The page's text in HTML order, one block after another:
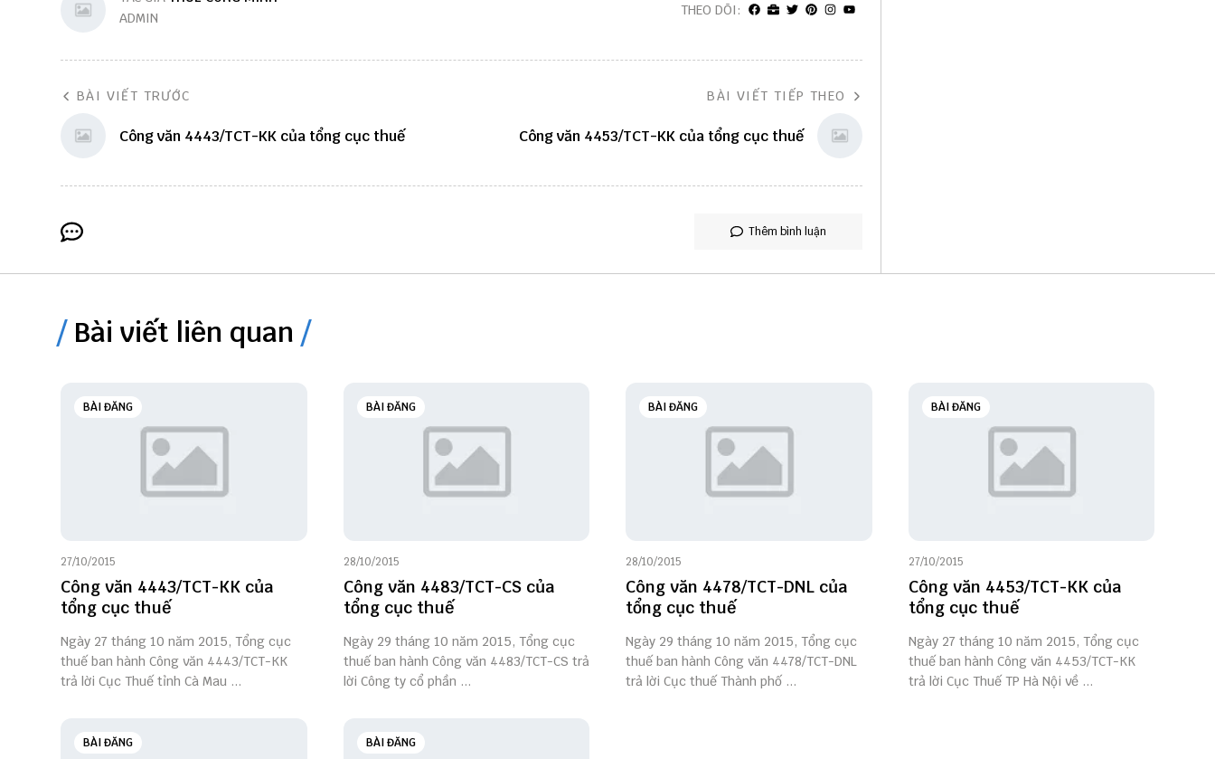
ADMIN
THEO DÕI:
BÀI VIẾT TRƯỚC
Công văn 4443/TCT-KK của tổng cục thuế
BÀI VIẾT TIẾP THEO
Công văn 4453/TCT-KK của tổng cục thuế
Thêm bình luận
Bài viết liên quan
BÀI ĐĂNG
27/10/2015
Công văn 4443/TCT-KK của
tổng cục thuế
Ngày 27 tháng 10 năm 2015, Tổng cục
thuế ban hành Công văn 4443/TCT-KK
trả lời Cục Thuế tỉnh Cà Mau ...
BÀI ĐĂNG
28/10/2015
Công văn 4483/TCT-CS của
tổng cục thuế
Ngày 29 tháng 10 năm 2015, Tổng cục
thuế ban hành Công văn 4483/TCT-CS trả
lời Công ty cổ phần ...
BÀI ĐĂNG
28/10/2015
Công văn 4478/TCT-DNL của
tổng cục thuế
Ngày 29 tháng 10 năm 2015, Tổng cục
thuế ban hành Công văn 4478/TCT-DNL
trả lời Cục thuế Thành phố ...
BÀI ĐĂNG
27/10/2015
Công văn 4453/TCT-KK của
tổng cục thuế
Ngày 27 tháng 10 năm 2015, Tổng cục
thuế ban hành Công văn 4453/TCT-KK
trả lời Cục Thuế TP Hà Nội về ...
BÀI ĐĂNG BÀI ĐĂNG